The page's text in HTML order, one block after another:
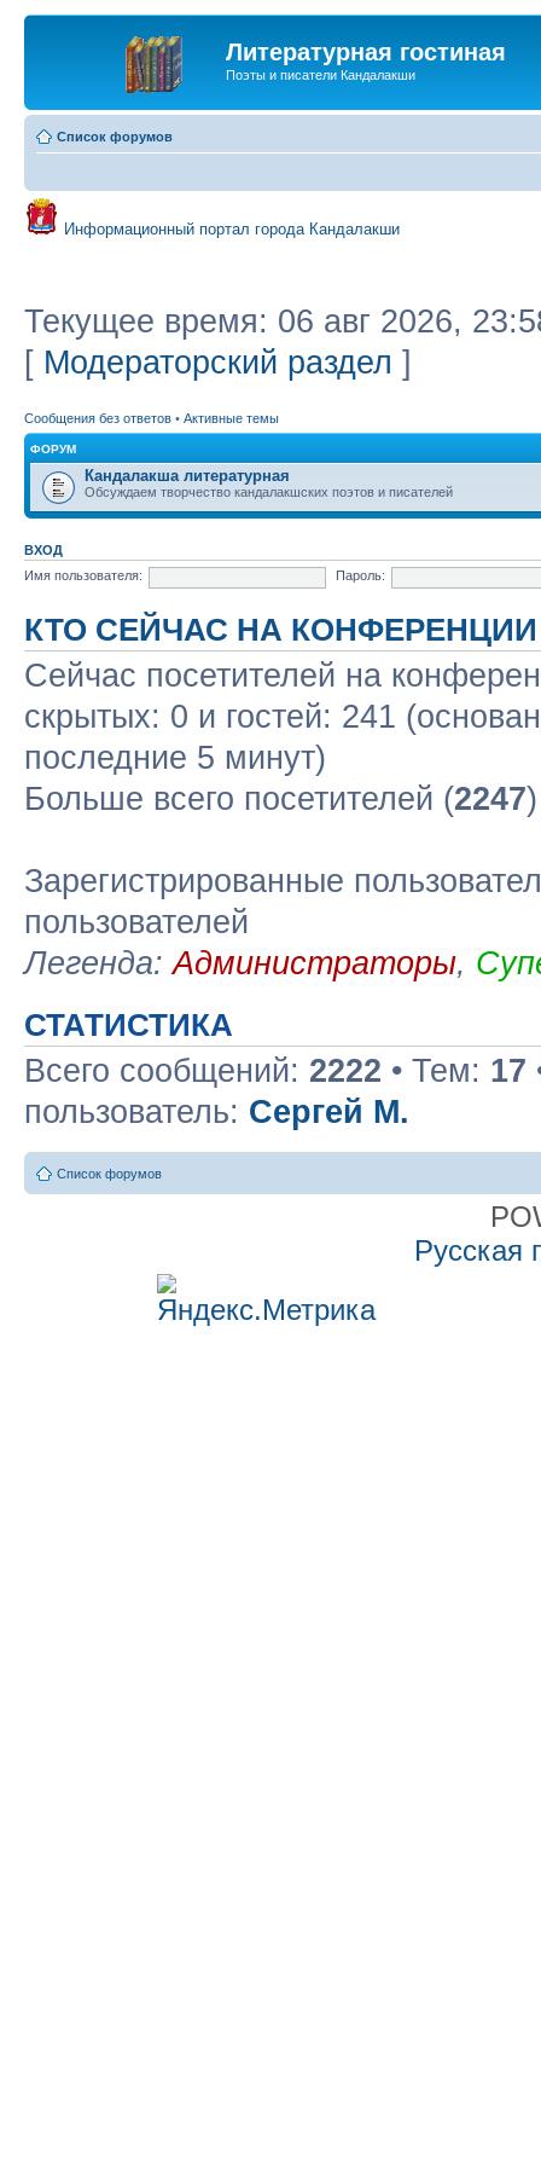
Литературная гостиная
Поэты и писатели Кандалакши
Список форумов
Информационный портал города Кандалакши
Текущее время: 06 авг 2026,
[ Модераторский раздел ]
Сообщения без ответов • Активные темы
ФОРУМ
Кандалакша литературная
Обсуждаем творчество кандалакшских поэтов и писателей
ВХОД
Имя пользователя:
Пароль:
КТО СЕЙЧАС НА КОНФЕРЕНЦИИ
Сейчас посетителей на
скрытых: 0 и гостей: 241
последние 5 минут)
Больше всего посетителей (2247
Зарегистрированные
пользователей
Легенда:Администраторы,
СТАТИСТИКА
Всего сообщений: 2222 • Тем: 17
пользователь: Сергей М.
Список форумов
Русская